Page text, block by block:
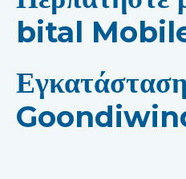
bital
Εγκατάσταση